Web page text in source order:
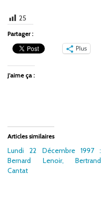
25
Partager :
Plus
J’aime ça :
Articles similaires
Lundi 22 Décembre 1997 :
Bernard Lenoir, Bertrand
Cantat